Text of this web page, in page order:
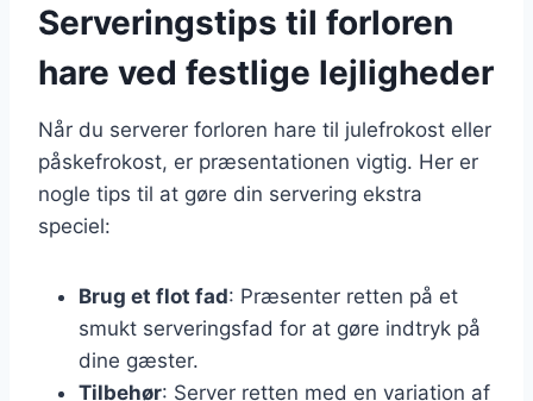
Serveringstips til forloren
hare ved festlige lejligheder
Når du serverer forloren hare til julefrokost eller
påskefrokost, er præsentationen vigtig. Her er
nogle tips til at gøre din servering ekstra
speciel:
Brug et flot fad: Præsenter retten på et
smukt serveringsfad for at gøre indtryk på
dine gæster.
Tilbehør: Server retten med en variation af